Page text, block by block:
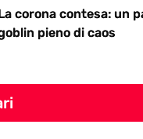
corona contesa: un
pieno di caos